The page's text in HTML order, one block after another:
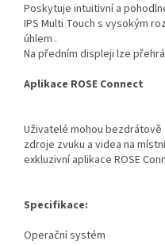
Poskytuje intuitivní a
IPS Multi Touch s vysokým
úhlem .
Na předním displeji lze
Aplikace ROSE Connect
Uživatelé mohou
zdroje zvuku a videa na
exkluzivní aplikace ROSE
Specifikace:
Operační systém